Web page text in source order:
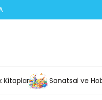
Kitapları Sanatsal ve